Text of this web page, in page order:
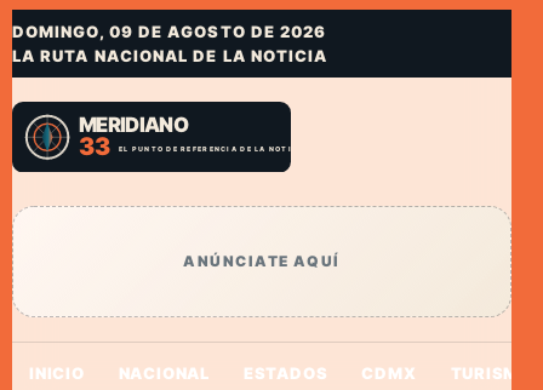
DOMINGO, 09 DE AGOSTO DE 2026
LA RUTA NACIONAL DE LA NOTICIA
ANÚNCIATE AQUÍ
INICIO NACIONAL ESTADOS CDMX TURISMO